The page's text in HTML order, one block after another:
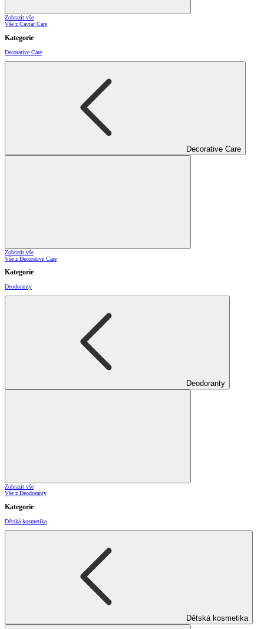
Zobrazit vše
Vše z Caviar Care
Kategorie
Decorative Care
Decorative Care
Zobrazit vše
Vše z Decorative Care
Kategorie
Deodoranty
Deodoranty
Zobrazit vše
Vše z Deodoranty
Kategorie
Dětská kosmetika
Dětská kosmetika